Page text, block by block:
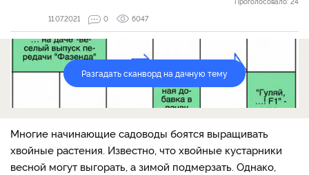
11.07.2021
0 6047
Разгадать сканворд на дачную тему
Многие начинающие садоводы боятся выращивать
хвойные растения. Известно, что хвойные кустарники
весной могут выгорать, а зимой подмерзать. Однако,